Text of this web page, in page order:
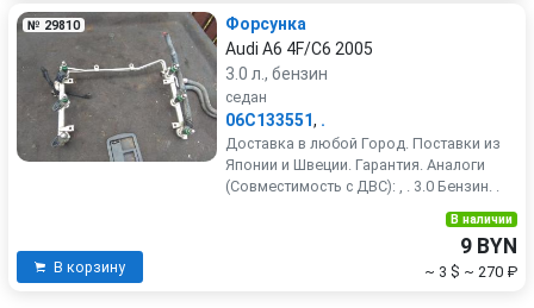
№ 29810
Форсунка
Audi A6 4F/C6 2005
3.0 л., бензин
седан
06C133551, .
Доставка в любой Город. Поставки из
Японии и Швеции. Гарантия. Аналоги
(Совместимость с ДВС): , . 3.0 Бензин. .
В корзину
В наличии
9 BYN
~ 3 $ ~ 270 ₽